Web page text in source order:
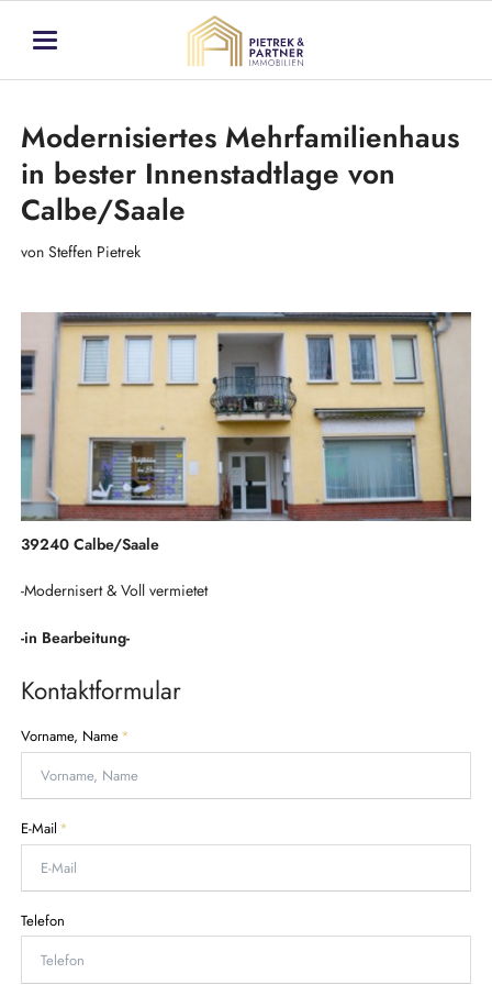
Modernisiertes Mehrfamilienhaus
in bester Innenstadtlage von
Calbe/Saale
von Steffen Pietrek
39240 Calbe/Saale
-Modernisert & Voll vermietet
-in Bearbeitung-
Kontaktformular
P
f
i
c
h
l
d
Vorname, Name*
P
f
i
c
h
E-Mail *
Telefon